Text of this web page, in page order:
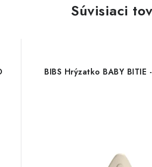
Súvisiaci
BIBS Hrýzatko BABY BITIE